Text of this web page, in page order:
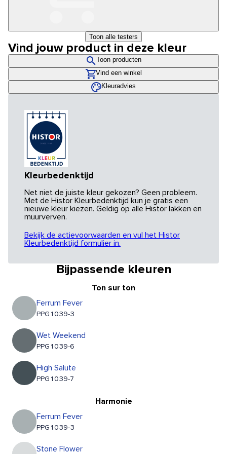
Toon alle testers
Vind jouw product in deze kleur
Toon producten
Vind een winkel
Kleuradvies
Kleurbedenktijd
Net niet de juiste kleur gekozen? Geen probleem.
Met de Histor Kleurbedenktijd kun je gratis een
nieuwe kleur kiezen. Geldig op alle Histor lakken en
muurverven.
Bekijk de actievoorwaarden en vul het Histor
Kleurbedenktijd formulier in.
Bijpassende kleuren
Ton sur ton
Ferrum Fever
PPG1039-3
Wet Weekend
PPG1039-6
High Salute
PPG1039-7
Harmonie
Ferrum Fever
PPG1039-3
Stone Flower